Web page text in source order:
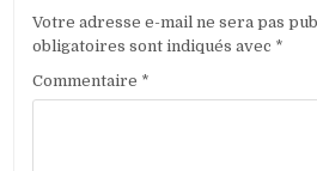
Votre adresse e-mail ne sera pas
obligatoires sont indiqués avec *
Commentaire *